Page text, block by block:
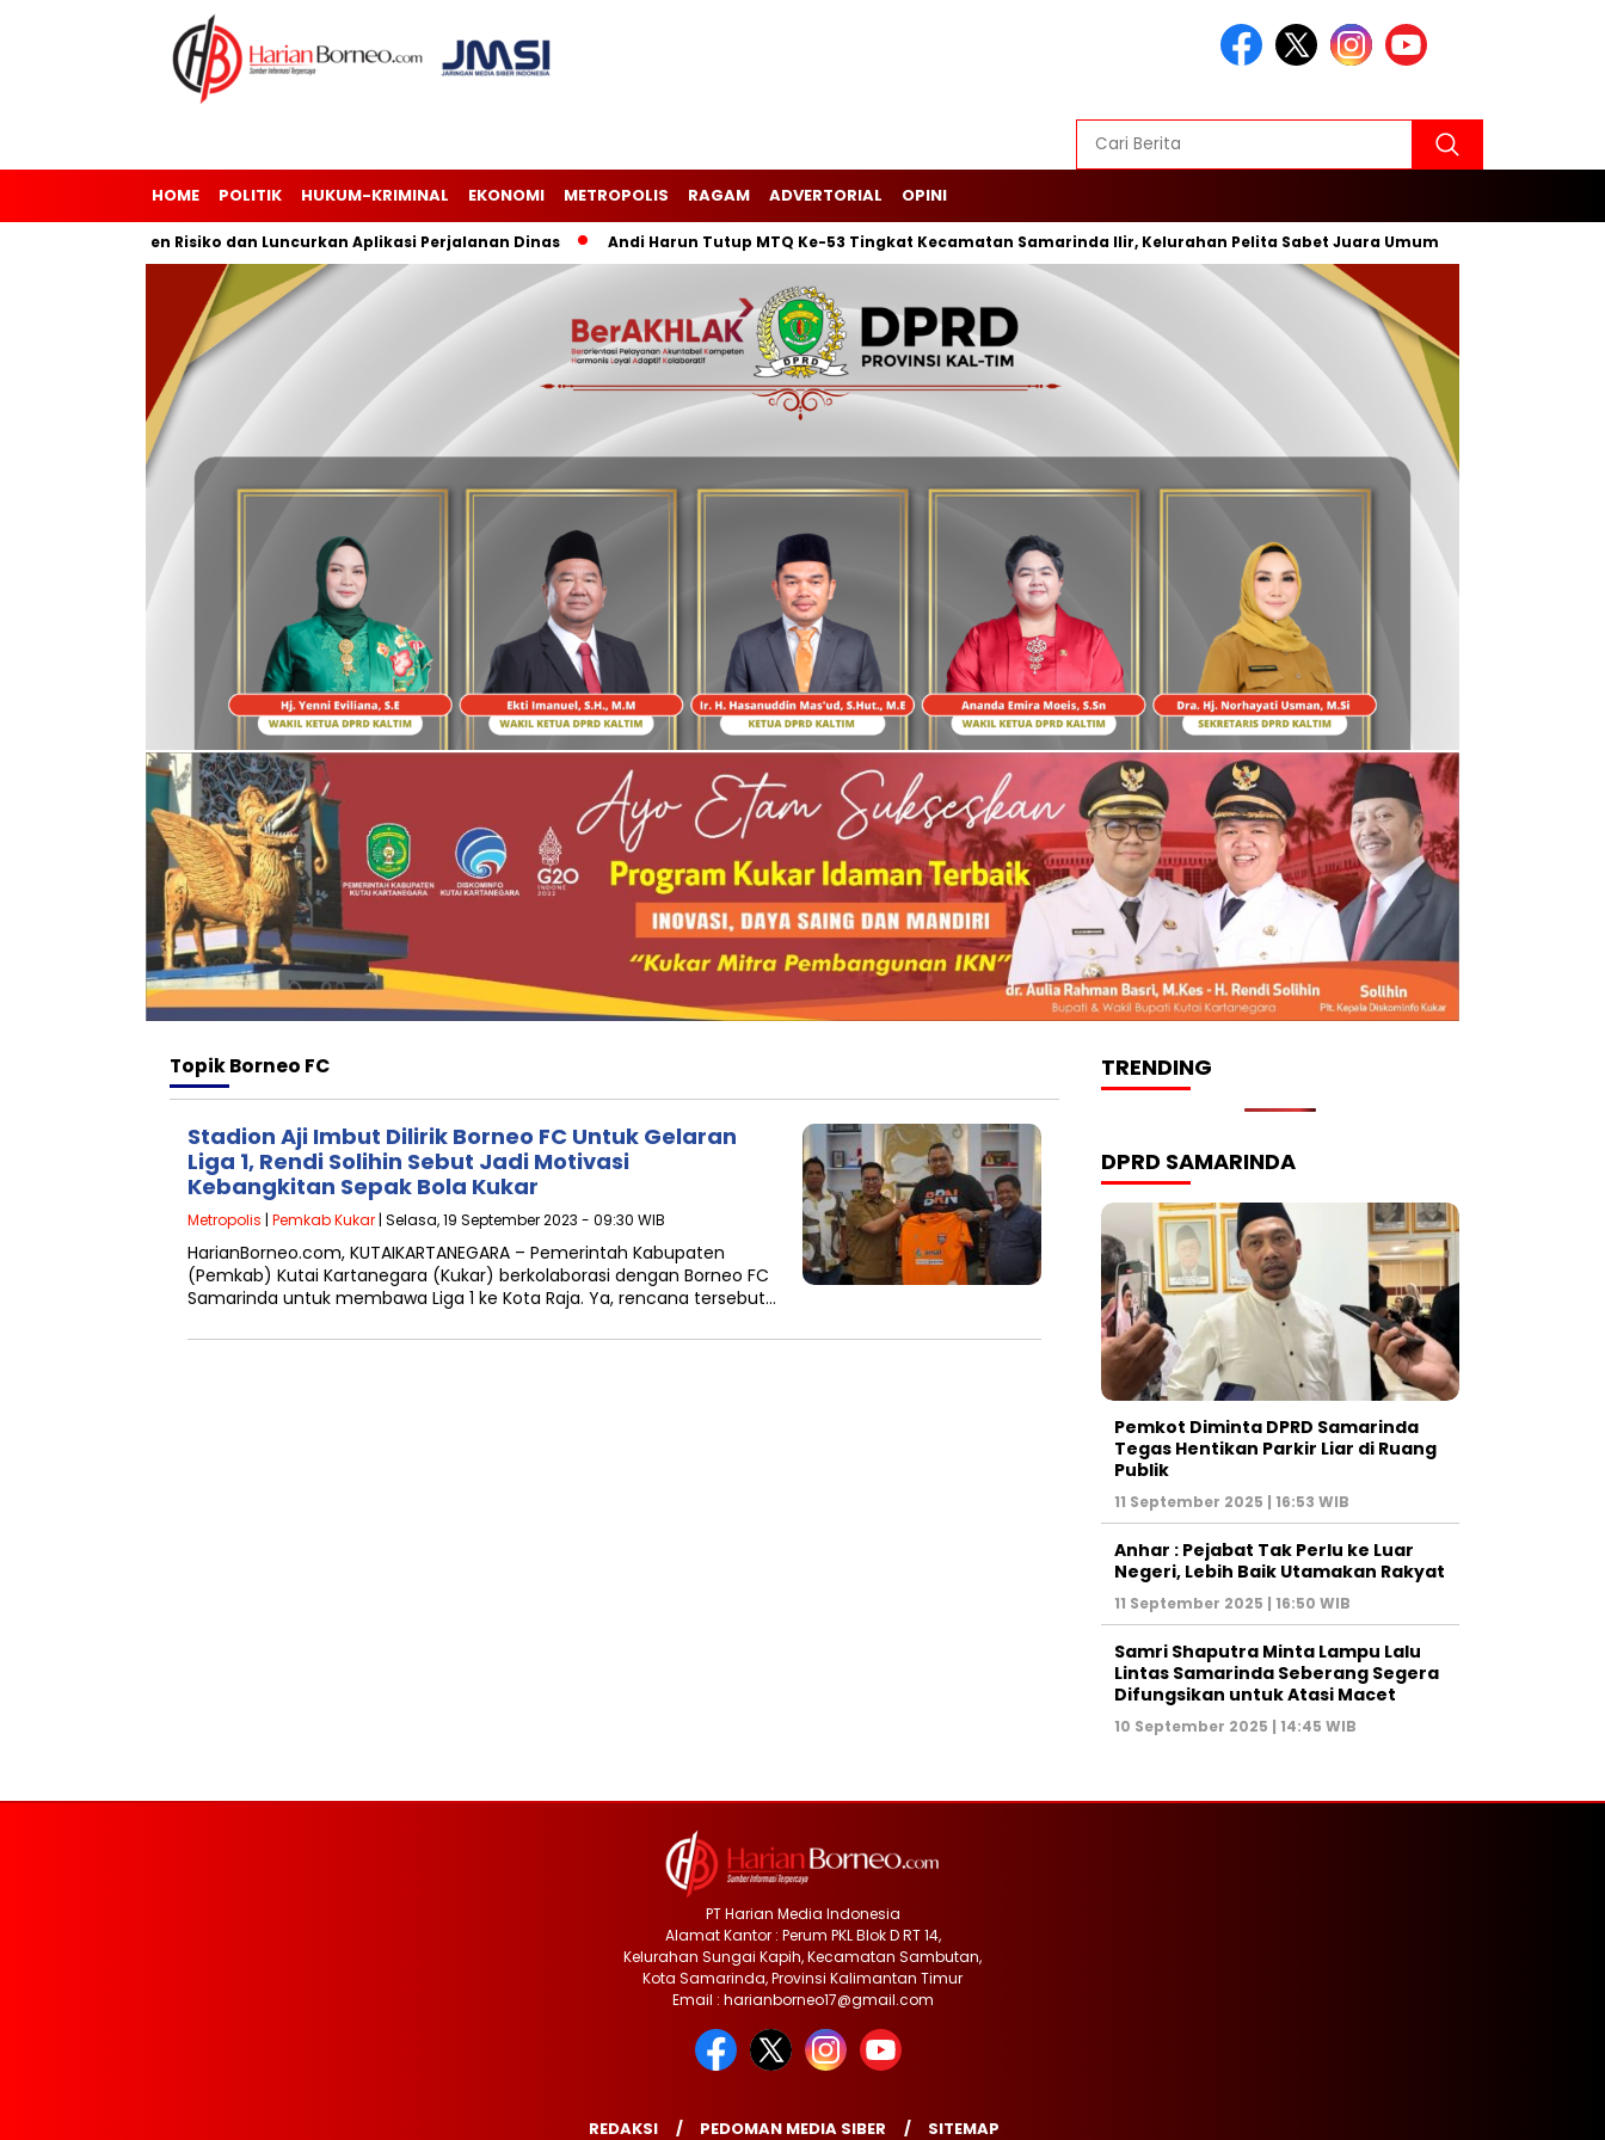
HOME POLITIK HUKUM-KRIMINAL EKONOMI METROPOLIS RAGAM ADVERTORIAL OPINI
Manajemen Risiko dan Luncurkan Aplikasi Perjalanan Dinas Andi Harun Tutup MTQ Ke-53 Tingkat Kecamatan Samarinda Ilir, Kelurahan Pelita Sabet Juara Umum
TopikBorneo FC
Stadion Aji Imbut Dilirik Borneo FC Untuk Gelaran
Liga 1, Rendi Solihin Sebut Jadi Motivasi
Kebangkitan Sepak Bola Kukar
Metropolis | Pemkab Kukar | Selasa, 19 September 2023 - 09:30 WIB
HarianBorneo.com, KUTAIKARTANEGARA – Pemerintah Kabupaten
(Pemkab) Kutai Kartanegara (Kukar) berkolaborasi dengan Borneo FC
Samarinda untuk membawa Liga 1 ke Kota Raja. Ya, rencana tersebut…
TRENDING
DPRD SAMARINDA
Pemkot Diminta DPRD Samarinda
Tegas Hentikan Parkir Liar di Ruang
Publik
11 September 2025 | 16:53 WIB
Anhar : Pejabat Tak Perlu ke Luar
Negeri, Lebih Baik Utamakan Rakyat
11 September 2025 | 16:50 WIB
Samri Shaputra Minta Lampu Lalu
Lintas Samarinda Seberang Segera
Difungsikan untuk Atasi Macet
10 September 2025 | 14:45 WIB
PT Harian Media Indonesia
Alamat Kantor : Perum PKL Blok D RT 14,
Kelurahan Sungai Kapih, Kecamatan Sambutan,
Kota Samarinda, Provinsi Kalimantan Timur
Email : harianborneo17@gmail.com
REDAKSI PEDOMAN MEDIA SIBER SITEMAP